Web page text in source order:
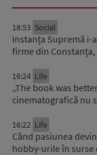
18:53 Social
Instanța Supremă i-
firme din
16:24 Life
„The book was
cinematografică nu
16:22 Life
Când pasiunea
hobby-urile în surse